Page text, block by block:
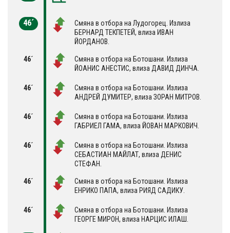
46´
Смяна в отбора на Лудогорец. Излиза
БЕРНАРД ТЕКПЕТЕЙ, влиза ИВАН
ЙОРДАНОВ.
46´
Смяна в отбора на Ботошани. Излиза
ЙОАНИС АНЕСТИС, влиза ДАВИД ДИНЧА.
46´
Смяна в отбора на Ботошани. Излиза
АНДРЕЙ ДУМИТЕР, влиза ЗОРАН МИТРОВ.
46´
Смяна в отбора на Ботошани. Излиза
ГАБРИЕЛ ГАМА, влиза ЙОВАН МАРКОВИЧ.
46´
Смяна в отбора на Ботошани. Излиза
СЕБАСТИАН МАЙЛАТ, влиза ДЕНИС
СТЕФАН.
46´
Смяна в отбора на Ботошани. Излиза
ЕНРИКО ПАПА, влиза РИЯД САДИКУ.
46´
Смяна в отбора на Ботошани. Излиза
ГЕОРГЕ МИРОН, влиза НАРЦИС ИЛАШ.